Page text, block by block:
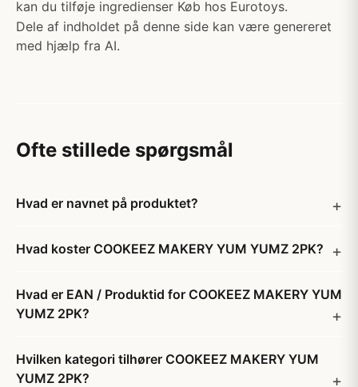
kan du tilføje ingredienser Køb hos Eurotoys.
Dele af indholdet på denne side kan være genereret
med hjælp fra AI.
Ofte stillede spørgsmål
Hvad er navnet på produktet?
Hvad koster COOKEEZ MAKERY YUM YUMZ 2PK?
Hvad er EAN / Produktid for COOKEEZ MAKERY YUM
YUMZ 2PK?
Hvilken kategori tilhører COOKEEZ MAKERY YUM
YUMZ 2PK?